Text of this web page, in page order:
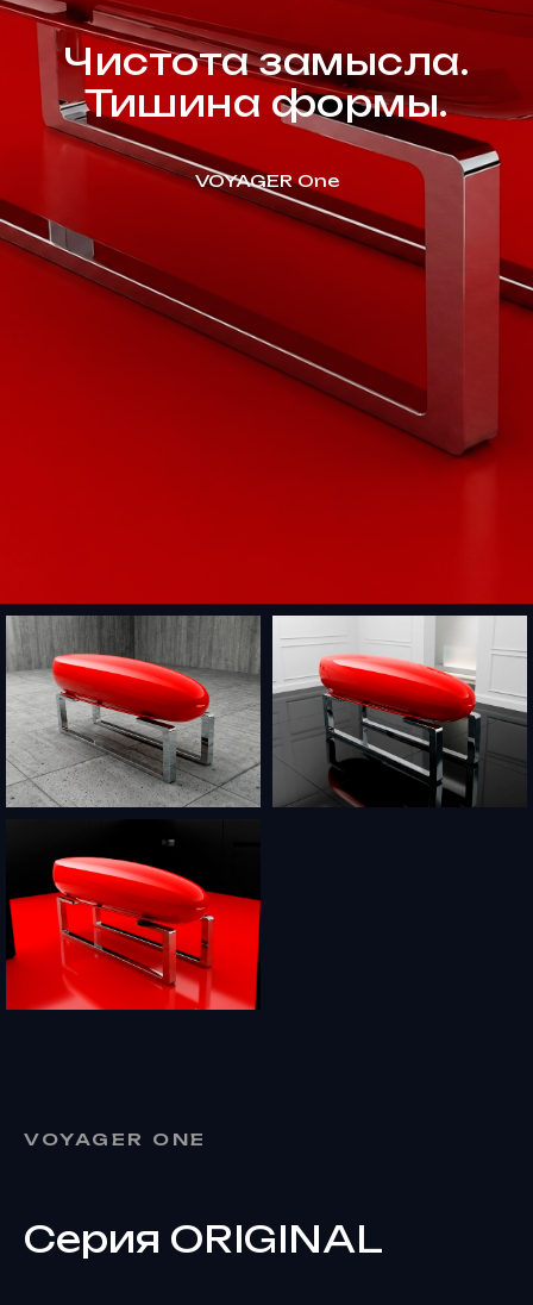
Чистота замысла.
Тишина формы.
VOYAGER One
VOYAGER ONE
Серия ORIGINAL